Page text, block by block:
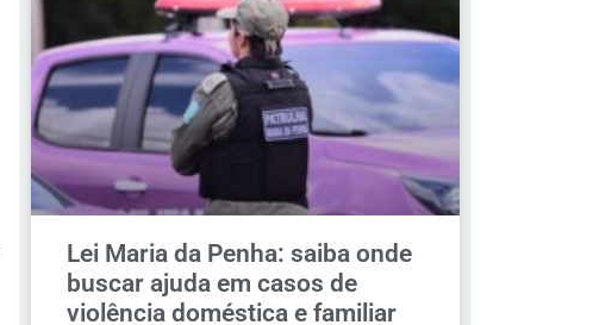
Lei Maria da Penha: saiba onde
buscar ajuda em casos de
violência doméstica e familiar